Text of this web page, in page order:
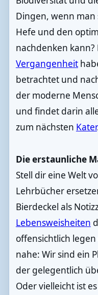
Dingen, wenn
Hefe und den
nachdenken
Vergangenheit
betrachtet und
der moderne
und findet darin
zum nächsten Kater
Die erstaunliche
Stell dir eine Welt
Lehrbücher
Bierdeckel als
Lebensweisheiten
offensichtlich
nahe: Wir sind ein
der gelegentlich
Oder vielleicht ist